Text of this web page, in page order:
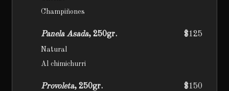
Champiñones
Panela Asada, 250gr. $125
Natural
Al chimichurri
Provoleta, 250gr. $150